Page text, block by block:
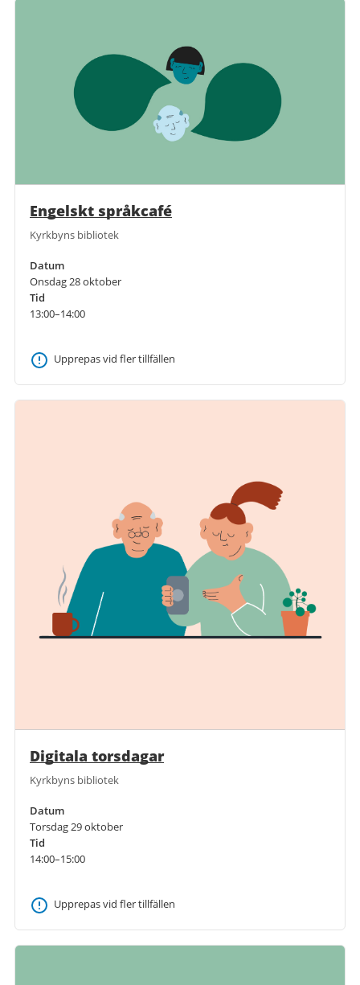
Engelskt språkcafé
Kyrkbyns bibliotek
Datum
Onsdag 28 oktober
Tid
13:00–14:00
Upprepas vid fler tillfällen
Digitala torsdagar
Kyrkbyns bibliotek
Datum
Torsdag 29 oktober
Tid
14:00–15:00
Upprepas vid fler tillfällen